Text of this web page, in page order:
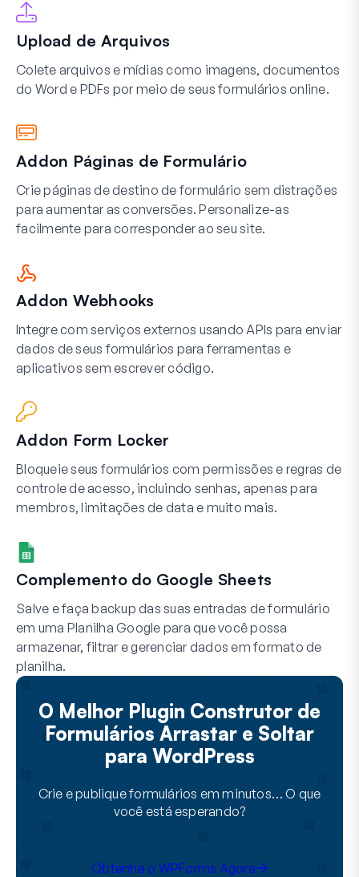
Upload de Arquivos
Colete arquivos e mídias como imagens, documentos
do Word e PDFs por meio de seus formulários online.
Addon Páginas de Formulário
Crie páginas de destino de formulário sem distrações
para aumentar as conversões. Personalize-as
facilmente para corresponder ao seu site.
Addon Webhooks
Integre com serviços externos usando APIs para enviar
dados de seus formulários para ferramentas e
aplicativos sem escrever código.
Addon Form Locker
Bloqueie seus formulários com permissões e regras de
controle de acesso, incluindo senhas, apenas para
membros, limitações de data e muito mais.
Complemento do Google Sheets
Salve e faça backup das suas entradas de formulário
em uma Planilha Google para que você possa
armazenar, filtrar e gerenciar dados em formato de
planilha.
O Melhor Plugin Construtor de
Formulários Arrastar e Soltar
para WordPress
Crie e publique formulários em minutos… O que
você está esperando?
Obtenha o WPForms Agora